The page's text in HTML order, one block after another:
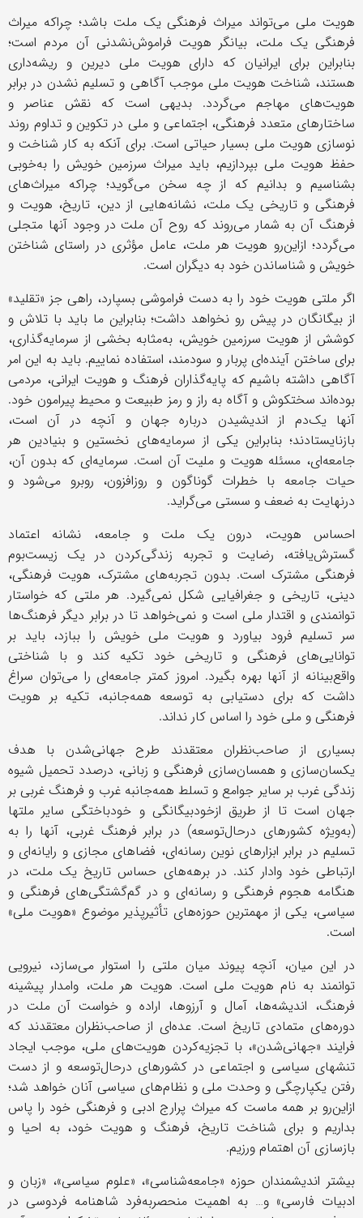
هویت ملی می‌تواند میراث فرهنگی یک ملت باشد؛ چراکه میراث
فرهنگی یک ملت، بیانگر هویت فراموش‌نشدنی آن مردم است؛
بنابراین برای ایرانیان ‌که دارای هویت ملی دیرین و ریشه‌داری
هستند، شناخت هویت ملی موجب آگاهی و تسلیم نشدن در برابر
هویت‌های مهاجم می‌گردد. بدیهی است که نقش عناصر و
ساختارهای متعدد فرهنگی، اجتماعی و ملی در تکوین و تداوم روند
نوسازی هویت ملی بسیار حیاتی است. برای آنکه به کار شناخت و
حفظ هویت ملی بپردازیم، باید میراث سرزمین خویش را به‌خوبی
بشناسیم و بدانیم که از چه سخن می‌گوید؛ چراکه میراث‌های
فرهنگی و تاریخی یک ملت، نشانه‌هایی از دین، تاریخ، هویت و
فرهنگ آن به شمار میروند که روح آن ملت در وجود آنها متجلی
می‌گردد؛ ازاین‌رو هویت هر ملت، عامل مؤثری در راستای شناختن
خویش و شناساندن خود به دیگران است.
اگر ملتی هویت خود را به دست فراموشی بسپارد، راهی جز «تقلید»
از بیگانگان در پیش رو نخواهد داشت؛ بنابراین ما باید با تلاش و
کوشش از هویت سرزمین خویش، به‌مثابه بخشی از سرمایه‌گذاری،
برای ساختن آینده‌ای پربار و سودمند، استفاده نماییم. باید به این امر
آگاهی داشته باشیم که پایهگذاران فرهنگ و هویت ایرانی، مردمی
بوده‌اند سختکوش و آگاه به راز و رمز طبیعت و محیط پیرامون خود.
آنها یک‌دم از اندیشیدن درباره جهان و آنچه در آن است،
بازنایستادند؛ بنابراین یکی از سرمایه‌های نخستین و بنیادین هر
جامعه‌ای، مسئله هویت و ملیت آن است. سرمایه‌ای که بدون آن،
حیات جامعه با خطرات گوناگون و روزافزون، روبرو می‌شود و
درنهایت به ضعف و سستی می‌گراید.
احساس هویت، درون یک ملت و جامعه، نشانه اعتماد
گسترش‌یافته، رضایت و تجربه زندگی‌کردن در یک زیست‌بوم
فرهنگی مشترک است. بدون تجربه‌های مشترک، هویت فرهنگی،
دینی، تاریخی و جغرافیایی شکل نمی‌گیرد. هر ملتی که خواستار
توانمندی و اقتدار ملی است و نمی‌خواهد تا در برابر دیگر فرهنگ‌ها
سر تسلیم فرود بیاورد و هویت ملی خویش را ببازد، باید بر
توانایی‌های فرهنگی و تاریخی خود تکیه کند و با شناختی
واقع‌بینانه از آنها بهره بگیرد. امروز کمتر جامعه‌ای را می‌توان سراغ
داشت که برای دستیابی به توسعه همه‌جانبه، تکیه ‌بر هویت
فرهنگی و ملی خود را اساس کار نداند.
بسیاری از صاحب‌نظران معتقدند طرح جهانی‌شدن با هدف
یکسان‌سازی و همسان‌سازی فرهنگی و زبانی، درصدد تحمیل شیوه
زندگی غرب بر سایر جوامع و تسلط همه‌جانبه غرب و فرهنگ غربی بر
جهان است تا از طریق ازخودبیگانگی و خودباختگی سایر ملتها
(به‌ویژه کشورهای درحال‌توسعه) در برابر فرهنگ غربی، آنها را به
تسلیم در برابر ابزارهای نوین رسانهای، فضاهای مجازی و رایانه‌ای و
ارتباطی خود وادار کند. در برهه‌های حساس تاریخ یک ملت، در
هنگامه هجوم فرهنگی و رسانه‌ای و در گم‌گشتگی‌های فرهنگی و
سیاسی، یکی از مهمترین حوزه‌های تأثیرپذیر موضوع «هویت ملی»
است.
در این میان، آنچه پیوند میان ملتی را استوار می‌سازد، نیرویی
توانمند به نام هویت ملی است. هویت هر ملت، وامدار پیشینه
فرهنگ، اندیشه‌ها، آمال و آرزوها، اراده و خواست آن ملت در
دوره‌های متمادی تاریخ است. عده‌ای از صاحب‌نظران معتقدند که
فرایند «جهانی‌شدن»، با تجزیه‌کردن هویت‌های ملی، موجب ایجاد
تنشهای سیاسی و اجتماعی در کشورهای درحال‌توسعه و از دست
رفتن یکپارچگی و وحدت ملی و نظام‌های سیاسی آنان خواهد شد؛
ازاین‌رو بر همه ماست که میراث پرارج ادبی و فرهنگی خود را پاس
بداریم و برای شناخت تاریخ، فرهنگ و هویت خود، به احیا و
بازسازی آن اهتمام ورزیم.
بیشتر اندیشمندان حوزه «جامعه‌شناسی»، «علوم سیاسی»، «زبان و
ادبیات فارسی» و… به اهمیت منحصربه‌فرد شاهنامه فردوسی در